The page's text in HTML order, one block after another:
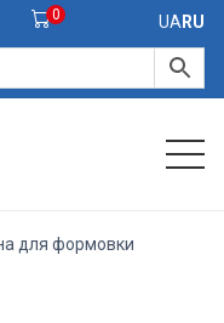
0 UA RU
для формовки